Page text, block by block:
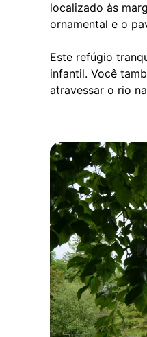
localizado às
ornamental e o
Este refúgio
infantil. Você
atravessar o rio na